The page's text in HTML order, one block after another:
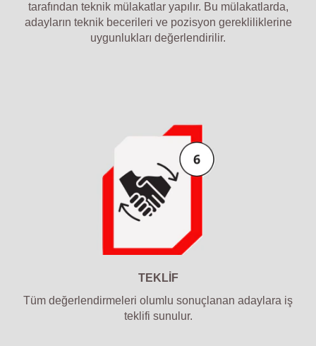
tarafından teknik mülakatlar yapılır. Bu mülakatlarda,
adayların teknik becerileri ve pozisyon gerekliliklerine
uygunlukları değerlendirilir.
TEKLİF
Tüm değerlendirmeleri olumlu sonuçlanan adaylara iş
teklifi sunulur.